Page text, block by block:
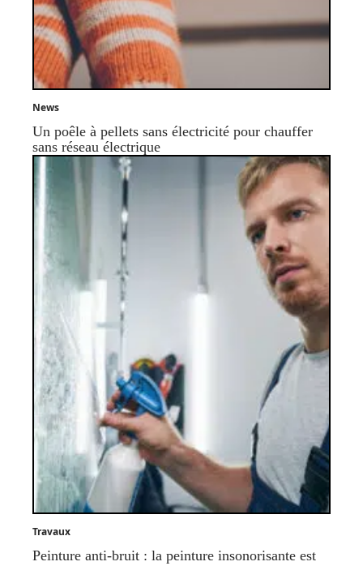
News
Un poêle à pellets sans électricité pour chauffer
sans réseau électrique
Travaux
Peinture anti-bruit : la peinture insonorisante est